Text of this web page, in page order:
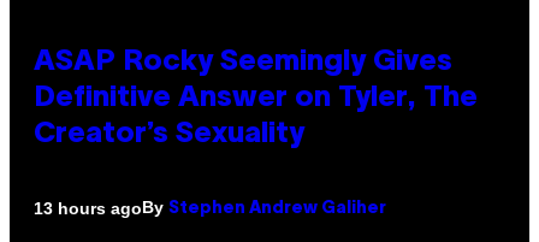
ASAP Rocky Seemingly Gives
Definitive Answer on Tyler, The
Creator’s Sexuality
13 hours agoBy Stephen Andrew Galiher